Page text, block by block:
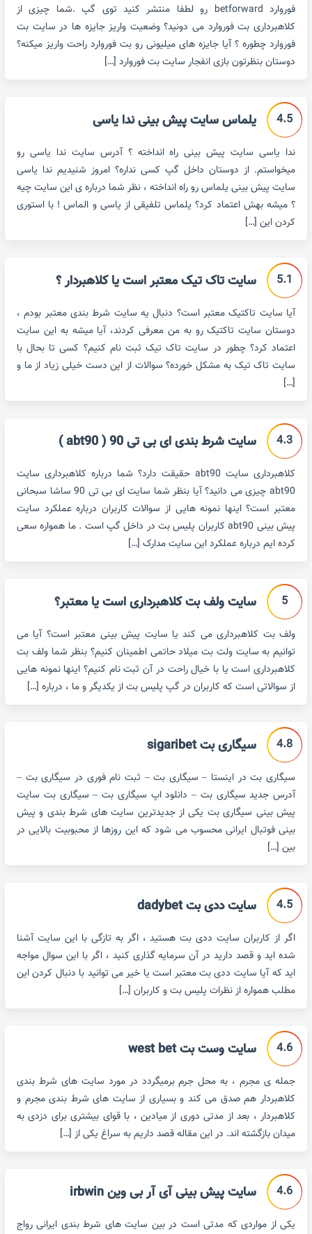
فوروارد betforward رو لطفا منتشر کنید توی گپ .شما چیزی از
کلاهبرداری بت فوروارد می دونید؟ وضعیت واریز جایزه ها در سایت بت
فوروارد چطوره ؟ آیا جایزه های میلیونی رو بت فوروارد راحت واریز میکنه؟
دوستان بنظرتون بازی انفجار سایت بت فوروارد […]
4.5 یلماس سایت پیش بینی ندا یاسی
ندا یاسی سایت پیش بینی راه انداخته ؟ آدرس سایت ندا یاسی رو
میخواستم. از دوستان داخل گپ کسی نداره؟ امروز شنیدیم ندا یاسی
سایت پیش بینی یلماس رو راه انداخته ، نظر شما درباره ی این سایت چیه
؟ میشه بهش اعتماد کرد؟ یلماس تلفیقی از یاسی و الماس ! با استوری
کردن این […]
5.1 سایت تاک تیک معتبر است یا کلاهبردار ؟
آیا سایت تاکتیک معتبر است؟ دنبال یه سایت شرط بندی معتبر بودم ،
دوستان سایت تاکتیک رو به من معرفی کردند، آیا میشه به این سایت
اعتماد کرد؟ چطور در سایت تاک تیک ثبت نام کنیم؟ کسی تا بحال با
سایت تاک تیک به مشکل خورده؟ سوالات از این دست خیلی زیاد از ما و
[…]
4.3 سایت شرط بندی ای بی تی 90 ( abt90 )
کلاهبرداری سایت abt90 حقیقت دارد؟ شما درباره کلاهبرداری سایت
abt90 چیزی می دانید؟ آیا بنظر شما سایت ای بی تی 90 ساشا سبحانی
معتبر است؟ اینها نمونه هایی از سوالات کاربران درباره عملکرد سایت
پیش بینی abt90 کاربران پلیس بت در داخل گپ است . ما همواره سعی
کرده ایم درباره عملکرد این سایت مدارک […]
5 سایت ولف بت کلاهبرداری است یا معتبر؟
ولف بت کلاهبرداری می کند یا سایت پیش بینی معتبر است؟ آیا می
توانیم به سایت ولت بت میلاد حاتمی اطمینان کنیم؟ بنظر شما ولف بت
کلاهبرداری است یا با خیال راحت در آن ثبت نام کنیم؟ اینها نمونه هایی
از سوالاتی است که کاربران در گپ پلیس بت از یکدیگر و ما ، درباره […]
4.8 سیگاری بت sigaribet
سیگاری بت در اینستا – سیگاری بت – ثبت نام فوری در سیگاری بت –
آدرس جدید سیگاری بت – دانلود اپ سیگاری بت – سیگاری بت سایت
پیش بینی سیگاری بت یکی از جدیدترین سایت های شرط بندی و پیش
بینی فوتبال ایرانی محسوب می شود که این روزها از محبوبیت بالایی در
بین […]
4.5 سایت ددی بت dadybet
اگر از کاربران سایت ددی بت هستید ، اگر به تازگی با این سایت آشنا
شده اید و قصد دارید در آن سرمایه گذاری کنید ، اگر با این سوال مواجه
اید که آیا سایت ددی بت معتبر است یا خیر می توانید با دنبال کردن این
مطلب همواره از نظرات پلیس بت و کاربران […]
4.6 سایت وست بت west bet
جمله ی مجرم ، به محل جرم برمیگردد در مورد سایت های شرط بندی
کلاهبردار هم صدق می کند و بسیاری از سایت های شرط بندی مجرم و
کلاهبردار ، بعد از مدتی دوری از میادین ، با قوای بیشتری برای دزدی به
میدان بازگشته اند. در این مقاله قصد داریم به سراغ یکی از […]
4.6 سایت پیش بینی آی آر بی وین irbwin
یکی از مواردی که مدتی است در بین سایت های شرط بندی ایرانی رواج